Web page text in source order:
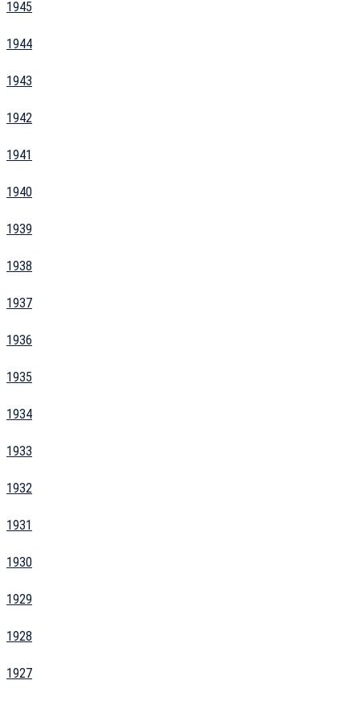
1945
1944
1943
1942
1941
1940
1939
1938
1937
1936
1935
1934
1933
1932
1931
1930
1929
1928
1927